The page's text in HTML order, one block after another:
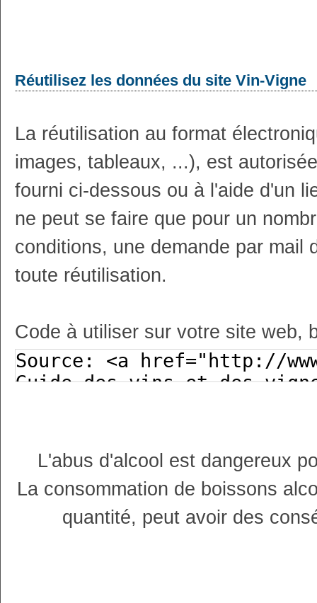
Réutilisez les données du site Vin-Vigne
La réutilisation au format
images, tableaux, ...), est
fourni ci-dessous ou à l'aide d'un
ne peut se faire que pour un
conditions, une demande par mail
toute réutilisation.
Code à utiliser sur votre site web,
L'abus d'alcool est dangereux
La consommation de boissons
quantité, peut avoir des